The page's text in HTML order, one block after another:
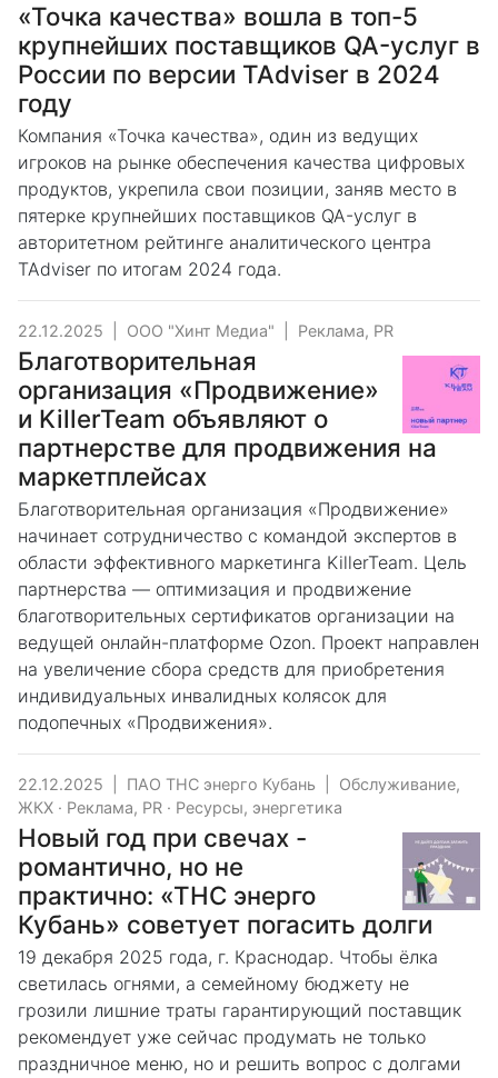
«Точка качества» вошла в топ-5
крупнейших поставщиков QA-услуг в
России по версии TAdviser в 2024
году
Компания «Точка качества», один из ведущих
игроков на рынке обеспечения качества цифровых
продуктов, укрепила свои позиции, заняв место в
пятерке крупнейших поставщиков QA-услуг в
авторитетном рейтинге аналитического центра
TAdviser по итогам 2024 года.
22.12.2025 ООО "Хинт Медиа" Реклама, PR
Благотворительная
организация «Продвижение»
и KillerTeam объявляют о
партнерстве для продвижения на
маркетплейсах
Благотворительная организация «Продвижение»
начинает сотрудничество с командой экспертов в
области эффективного маркетинга KillerTeam. Цель
партнерства — оптимизация и продвижение
благотворительных сертификатов организации на
ведущей онлайн-платформе Ozon. Проект направлен
на увеличение сбора средств для приобретения
индивидуальных инвалидных колясок для
подопечных «Продвижения».
22.12.2025 ПАО ТНС энерго Кубань
Обслуживание,
ЖКХ · Реклама, PR · Ресурсы, энергетика
Новый год при свечах -
романтично, но не
практично: «ТНС энерго
Кубань» советует погасить долги
19 декабря 2025 года, г. Краснодар. Чтобы ёлка
светилась огнями, а семейному бюджету не
грозили лишние траты гарантирующий поставщик
рекомендует уже сейчас продумать не только
праздничное меню, но и решить вопрос с долгами